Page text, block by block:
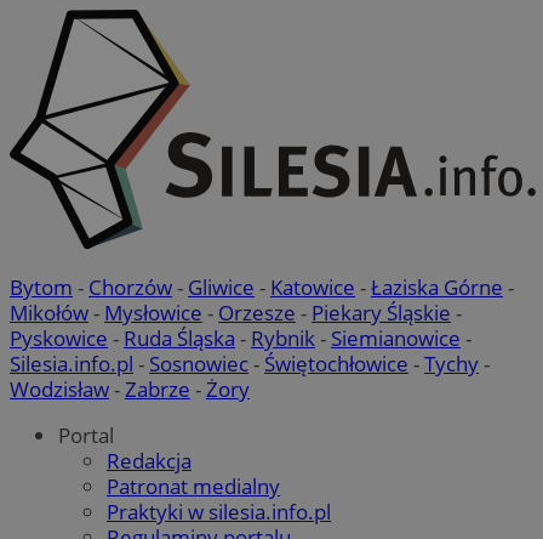
Bytom - Chorzów- Gliwice - Katowice -Łaziska Górne -
Mikołów- Mysłowice - Orzesze - Piekary Śląskie -
Pyskowice - Ruda Śląska - Rybnik- Siemianowice -
Silesia.info.pl - Sosnowiec- Świętochłowice -Tychy-
Wodzisław-Zabrze -Żory
Portal
Redakcja
Patronat medialny
Praktyki w silesia.info.pl